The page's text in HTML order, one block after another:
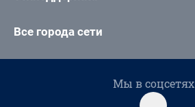
Все города сети
Мы в соцсетях